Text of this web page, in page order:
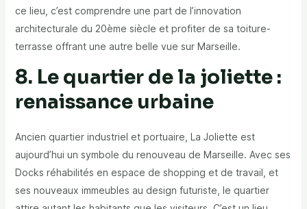
ce lieu, c’est comprendre une part de l’innovation
architecturale du 20ème siècle et profiter de sa toiture-
terrasse offrant une autre belle vue sur Marseille.
8. Le quartier de la joliette :
renaissance urbaine
Ancien quartier industriel et portuaire, La Joliette est
aujourd’hui un symbole du renouveau de Marseille. Avec ses
Docks réhabilités en espace de shopping et de travail, et
ses nouveaux immeubles au design futuriste, le quartier